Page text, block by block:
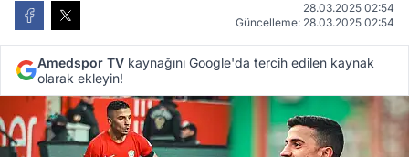
28.03.2025 02:54
Güncelleme: 28.03.2025 02:54
Amedspor TV kaynağını Google'da tercih edilen kaynak
olarak ekleyin!